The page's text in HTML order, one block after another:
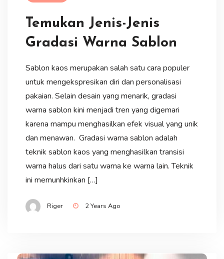
Temukan Jenis-Jenis
Gradasi Warna Sablon
Sablon kaos merupakan salah satu cara populer
untuk mengekspresikan diri dan personalisasi
pakaian. Selain desain yang menarik, gradasi
warna sablon kini menjadi tren yang digemari
karena mampu menghasilkan efek visual yang unik
dan menawan. Gradasi warna sablon adalah
teknik sablon kaos yang menghasilkan transisi
warna halus dari satu warna ke warna lain. Teknik
ini memunhkinkan […]
Riger 2 Years Ago